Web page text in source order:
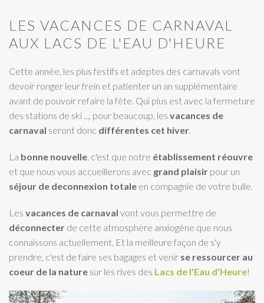
LES VACANCES DE CARNAVAL
AUX LACS DE L'EAU D'HEURE
Cette année, les plus festifs et adeptes des carnavals vont
devoir ronger leur frein et patienter un an supplémentaire
avant de pouvoir refaire la fête. Qui plus est avec la fermeture
des stations de ski ..., pour beaucoup, les vacances de
carnaval seront donc différentes cet hiver.
La bonne nouvelle, c'est que notre établissement réouvre
et que nous vous accueillerons avec grand plaisir pour un
séjour de deconnexion totale en compagnie de votre bulle.
Les vacances de carnaval vont vous permettre de
déconnecter de cette atmosphère anxiogène que nous
connaissons actuellement. Et la meilleure façon de s'y
prendre, c'est de faire ses bagages et venir se ressourcer au
coeur de la nature sur les rives des Lacs de l'Eau d'Heure!